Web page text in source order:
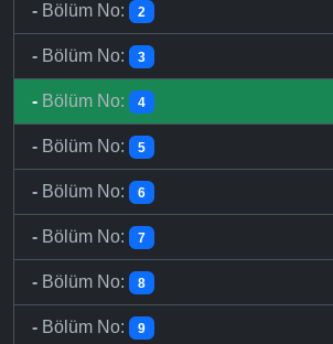
- Bölüm No: 2
- Bölüm No: 3
- Bölüm No: 4
- Bölüm No: 5
- Bölüm No: 6
- Bölüm No: 7
- Bölüm No: 8
- Bölüm No: 9